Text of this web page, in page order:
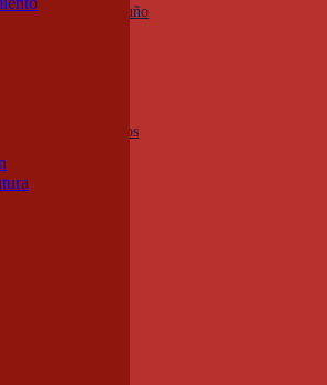
y golpes de puño
atmosféricos
y diferenciales